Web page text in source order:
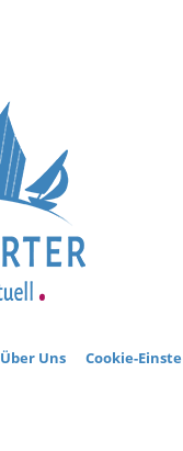
Über Uns Cookie-